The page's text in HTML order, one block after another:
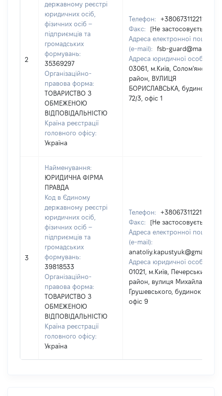
2
державному реєстрі
юридичних осіб,
фізичних осіб –
підприємців та
громадських
формувань:
35369297
Організаційно-
правова форма:
ТОВАРИСТВО З
ОБМЕЖЕНОЮ
ВІДПОВІДАЛЬНІСТЮ
Країна реєстрації
головного офісу:
Україна
Телефон:
+380673112211
Факс:
[Не застосовується]
Адреса електронної пошти
(e-mail):
fsb-guard@mail.ru
Адреса юридичної особи:
03061, м.Київ, Солом'янський
район, ВУЛИЦЯ
БОРИСЛАВСЬКА, будинок
72/3, офіс 1
3
Найменування:
ЮРИДИЧНА ФІРМА
ПРАВДА
Код в Єдиному
державному реєстрі
юридичних осіб,
фізичних осіб –
підприємців та
громадських
формувань:
39818533
Організаційно-
правова форма:
ТОВАРИСТВО З
ОБМЕЖЕНОЮ
ВІДПОВІДАЛЬНІСТЮ
Країна реєстрації
головного офісу:
Україна
Телефон:
+380673112211
Факс:
[Не застосовується]
Адреса електронної пошти
(e-mail):
anatoliy.kapustyuk@gmail.com
Адреса юридичної особи:
01021, м.Київ, Печерський
район, вулиця Михайла
Грушевського, будинок 16,
офіс 9